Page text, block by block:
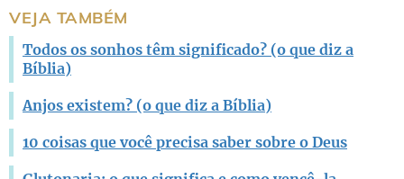
VEJA TAMBÉM
Todos os sonhos têm significado? (o que diz a
Bíblia)
Anjos existem? (o que diz a Bíblia)
10 coisas que você precisa saber sobre o Deus